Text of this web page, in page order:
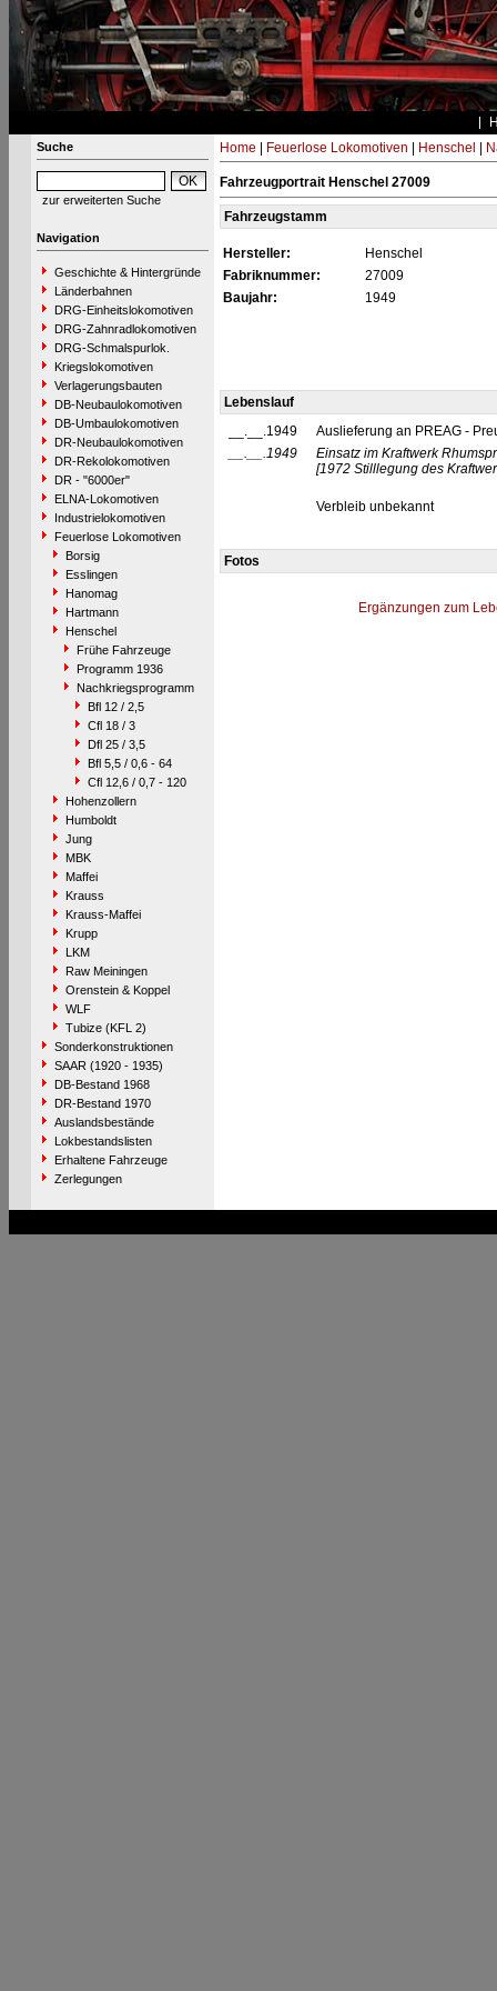
Suche
zur erweiterten Suche
Navigation
Geschichte & Hintergründe
Länderbahnen
DRG-Einheitslokomotiven
DRG-Zahnradlokomotiven
DRG-Schmalspurlok.
Kriegslokomotiven
Verlagerungsbauten
DB-Neubaulokomotiven
DB-Umbaulokomotiven
DR-Neubaulokomotiven
DR-Rekolokomotiven
DR - "6000er"
ELNA-Lokomotiven
Industrielokomotiven
Feuerlose Lokomotiven
Borsig
Esslingen
Hanomag
Hartmann
Henschel
Frühe Fahrzeuge
Programm 1936
Nachkriegsprogramm
Bfl 12 / 2,5
Cfl 18 / 3
Dfl 25 / 3,5
Bfl 5,5 / 0,6 - 64
Cfl 12,6 / 0,7 - 120
Hohenzollern
Humboldt
Jung
MBK
Maffei
Krauss
Krauss-Maffei
Krupp
LKM
Raw Meiningen
Orenstein & Koppel
WLF
Tubize (KFL 2)
Sonderkonstruktionen
SAAR (1920 - 1935)
DB-Bestand 1968
DR-Bestand 1970
Auslandsbestände
Lokbestandslisten
Erhaltene Fahrzeuge
Zerlegungen
Home Feuerlose Lokomotiven Henschel
Fahrzeugportrait Henschel 27009
Fahrzeugstamm
Hersteller:
Henschel
Fabriknummer:
27009
Baujahr:
1949
Lebenslauf
__.__.1949
Auslieferung an PREAG -
__.__.1949
Einsatz im Kraftwerk
[1972 Stilllegung des
Verbleib unbekannt
Fotos
Ergänzungen zum